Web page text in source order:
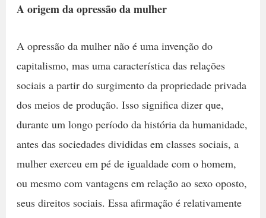
A origem da opressão da mulher
A opressão da mulher não é uma invenção do
capitalismo, mas uma característica das relações
sociais a partir do surgimento da propriedade privada
dos meios de produção. Isso significa dizer que,
durante um longo período da história da humanidade,
antes das sociedades divididas em classes sociais, a
mulher exerceu em pé de igualdade com o homem,
ou mesmo com vantagens em relação ao sexo oposto,
seus direitos sociais. Essa afirmação é relativamente